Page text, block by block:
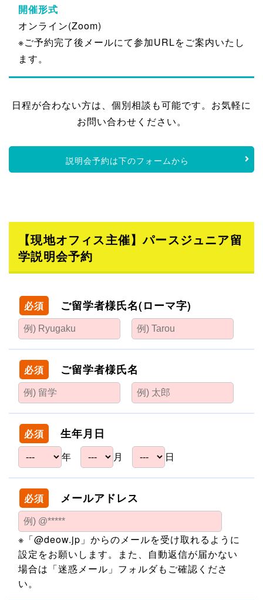
開催形式
オンライン(Zoom)
※ご予約完了後メールにて参加URLをご案内いたし
ます。
日程が合わない方は、個別相談も可能です。お気軽に
お問い合わせください。
説明会予約は下のフォームから
【現地オフィス主催】パースジュニア留
学説明会予約
必須 ご留学者様氏名(ローマ字)
必須 ご留学者様氏名
必須 生年月日
年 月 日
必須 メールアドレス
※「@deow.jp」からのメールを受け取れるように
設定をお願いします。また、自動返信が届かない
場合は「迷惑メール」フォルダもご確認くださ
い。